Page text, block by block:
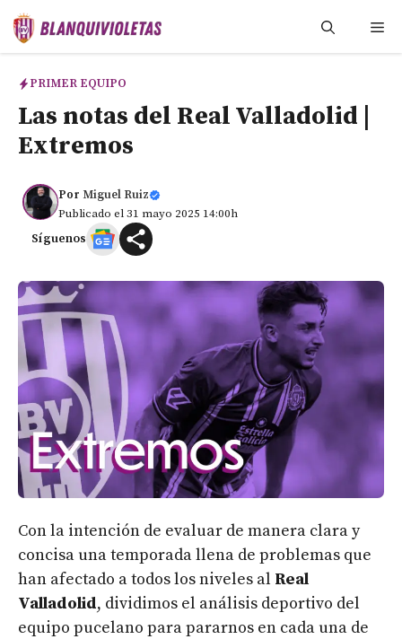
Saltar
PRIMER EQUIPO
Las notas del Real Valladolid |
Extremos
Por Miguel Ruiz
Publicado el 31 mayo 2025 14:00h
Síguenos
Con la intención de evaluar de manera clara y
concisa una temporada llena de problemas que
han afectado a todos los niveles al Real
Valladolid, dividimos el análisis deportivo del
equipo pucelano para pararnos en cada una de